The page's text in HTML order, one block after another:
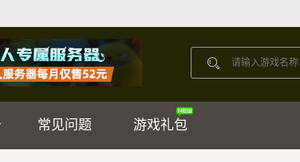
常见问题 游戏礼包